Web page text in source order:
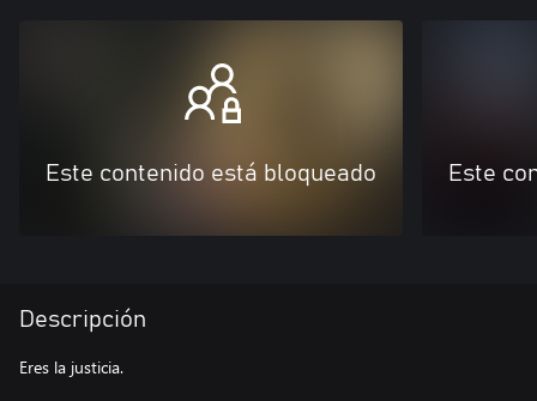
Este contenido está bloqueado Este
Descripción
Eres la justicia.